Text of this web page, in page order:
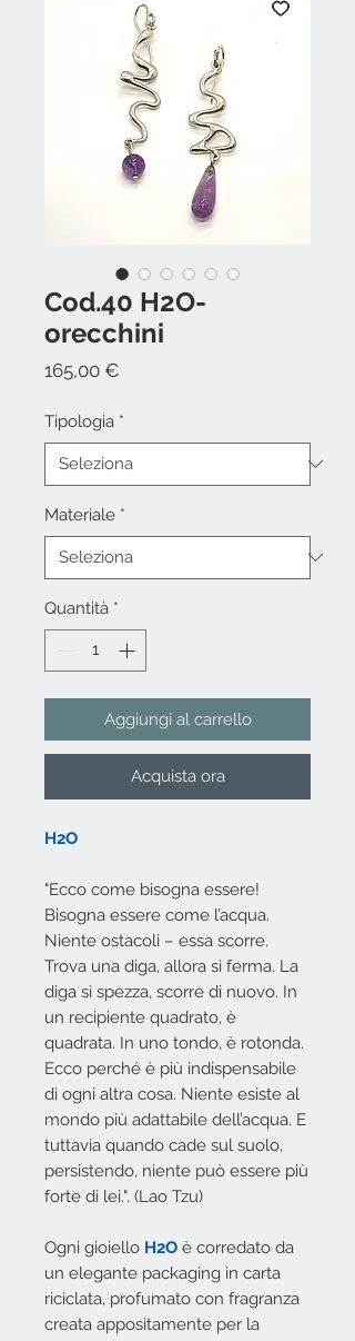
Cod.40 H2O-
orecchini
165,00 €
Tipologia *
Materiale *
Quantità *
Aggiungi al carrello
Acquista ora
H2O
"Ecco come bisogna essere!
Bisogna essere come l’acqua.
Niente ostacoli – essa scorre.
Trova una diga, allora si ferma. La
diga si spezza, scorre di nuovo. In
un recipiente quadrato, è
quadrata. In uno tondo, è rotonda.
Ecco perché è più indispensabile
di ogni altra cosa. Niente esiste al
mondo più adattabile dell’acqua. E
tuttavia quando cade sul suolo,
persistendo, niente può essere più
forte di lei.". (Lao Tzu)
Ogni gioiello H2O è corredato da
un elegante packaging in carta
riciclata, profumato con fragranza
creata appositamente per la